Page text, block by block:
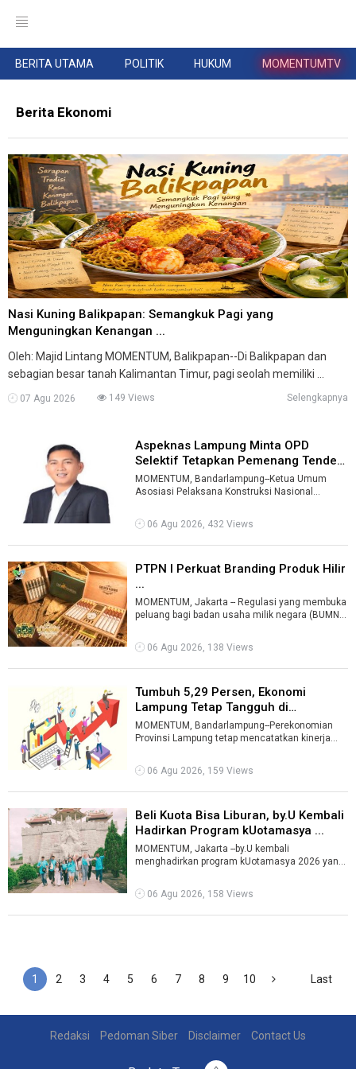
BERITA UTAMA POLITIK HUKUM MOMENTUMTV
Berita Ekonomi
Nasi Kuning Balikpapan: Semangkuk Pagi yang
Menguningkan Kenangan ...
Oleh: Majid Lintang MOMENTUM, Balikpapan--Di Balikpapan dan
sebagian besar tanah Kalimantan Timur, pagi seolah memiliki ...
07 Agu 2026 149 Views Selengkapnya
Aspeknas Lampung Minta OPD
Selektif Tetapkan Pemenang Tender
Kons ...
MOMENTUM, Bandarlampung--Ketua Umum
Asosiasi Pelaksana Konstruksi Nasional
organisasi ...
06 Agu 2026, 432 Views
PTPN I Perkuat Branding Produk Hilir
...
MOMENTUM, Jakarta -- Regulasi yang membuka
peluang bagi badan usaha milik negara (BUMN)
06 Agu 2026, 138 Views
Tumbuh 5,29 Persen, Ekonomi
Lampung Tetap Tangguh di
Pertengahan ...
MOMENTUM, Bandarlampung--Perekonomian
Provinsi Lampung tetap mencatatkan kinerja
06 Agu 2026, 159 Views
Beli Kuota Bisa Liburan, by.U Kembali
Hadirkan Program kUotamasya ...
MOMENTUM, Jakarta --by.U kembali
menghadirkan program kUotamasya 2026 yang
destina ...
06 Agu 2026, 158 Views
1 2 3 4 5 6 7 8 9 10 Last
Redaksi Pedoman Siber Disclaimer Contact Us